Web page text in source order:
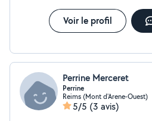
N'hésitez pas à me contacter :)
Voir le profil
Perrine Merceret
Perrine
Reims (Mont d'Arene-Ouest)
5/5 (3 avis)